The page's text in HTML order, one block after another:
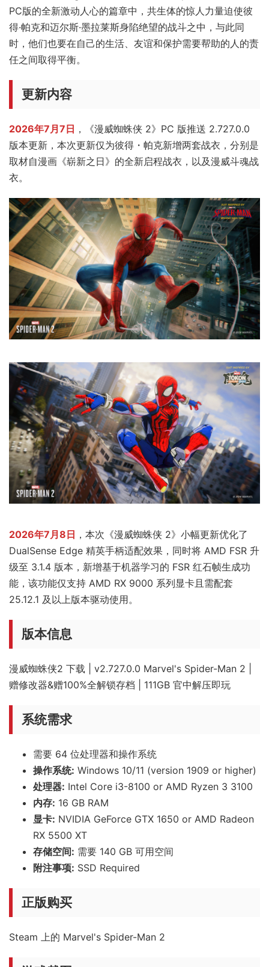
PC版的全新激动人心的篇章中，共生体的惊人力量迫使彼
得·帕克和迈尔斯·墨拉莱斯身陷绝望的战斗之中，与此同
时，他们也要在自己的生活、友谊和保护需要帮助的人的责
任之间取得平衡。
更新内容
2026年7月7日 ，《漫威蜘蛛侠 2》PC 版推送 2.727.0.0
版本更新，本次更新仅为彼得・帕克新增两套战衣，分别是
取材自漫画《崭新之日》的全新启程战衣，以及漫威斗魂战
衣。
2026年7月8日 ，本次《漫威蜘蛛侠 2》小幅更新优化了
DualSense Edge 精英手柄适配效果，同时将 AMD FSR 升
级至 3.1.4 版本，新增基于机器学习的 FSR 红石帧生成功
能，该功能仅支持 AMD RX 9000 系列显卡且需配套
25.12.1 及以上版本驱动使用。
版本信息
漫威蜘蛛侠2 下载 | v2.727.0.0 Marvel's Spider-Man 2 |
赠修改器&赠100%全解锁存档 | 111GB 官中解压即玩
系统需求
需要 64 位处理器和操作系统
操作系统: Windows 10/11 (version 1909 or higher)
处理器: Intel Core i3-8100 or AMD Ryzen 3 3100
内存: 16 GB RAM
显卡: NVIDIA GeForce GTX 1650 or AMD Radeon
RX 5500 XT
存储空间: 需要 140 GB 可用空间
附注事项: SSD Required
正版购买
Steam 上的 Marvel's Spider-Man 2